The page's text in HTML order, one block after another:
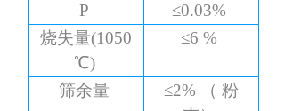
P
≤0.03%
烧失量(1050
℃)
≤6 %
筛余量
≤2% （ 粉